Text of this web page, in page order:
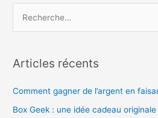
h
r
c
Articles récents
Comment gagner de l’argent en
Box Geek : une idée cadeau originale